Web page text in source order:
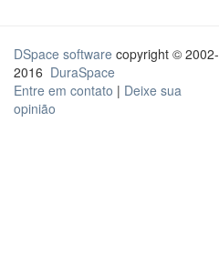
DSpace software copyright © 2002-
2016 DuraSpace
Entre em contato | Deixe sua
opinião